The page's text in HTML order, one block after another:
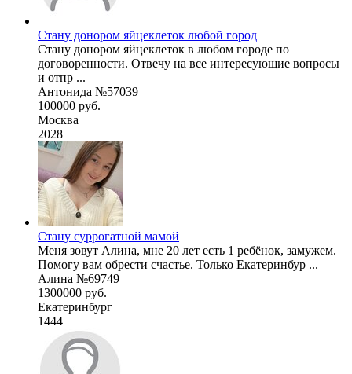
Стану донором яйцеклеток любой город
Стану донором яйцеклеток в любом городе по
договоренности. Отвечу на все интересующие вопросы
и отпр ...
Антонида №57039
100000 руб.
Москва
2028
Стану суррогатной мамой
Меня зовут Алина, мне 20 лет есть 1 ребёнок, замужем.
Помогу вам обрести счастье. Только Екатеринбур ...
Алина №69749
1300000 руб.
Екатеринбург
1444